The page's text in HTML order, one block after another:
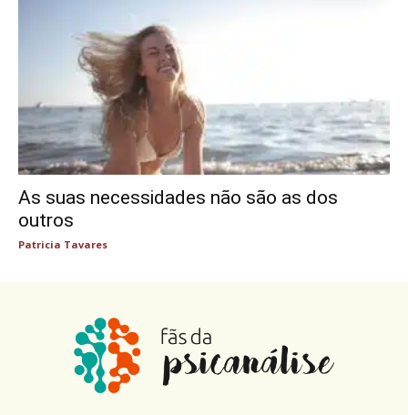
As suas necessidades não são as dos
outros
Patricia Tavares